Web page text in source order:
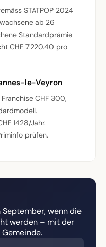
STATPOP 2024
ab 26
Standardprämie
CHF 7'220.40 pro
le-Veyron
CHF 300,
1428/Jahr.
prüfen.
wenn die
werden – mit der